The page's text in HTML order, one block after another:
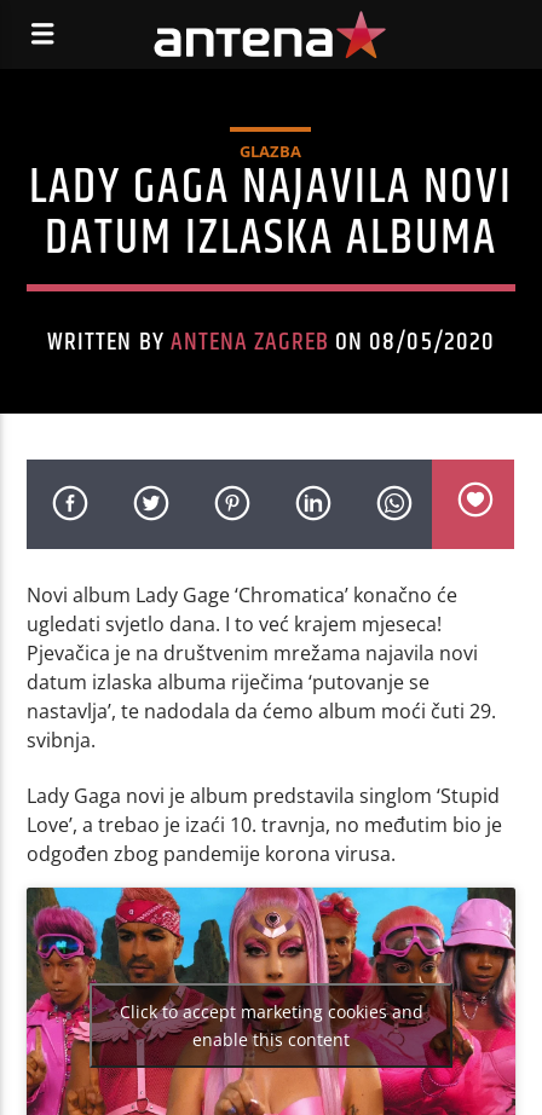
GLAZBA
LADY GAGA NAJAVILA NOVI
DATUM IZLASKA ALBUMA
WRITTEN BYANTENA ZAGREB ON 08/05/2020
Novi album Lady Gage ‘Chromatica’ konačno će
ugledati svjetlo dana. I to već krajem mjeseca!
Pjevačica je na društvenim mrežama najavila novi
datum izlaska albuma riječima ‘putovanje se
nastavlja’, te nadodala da ćemo album moći čuti 29.
svibnja.
Lady Gaga novi je album predstavila singlom ‘Stupid
Love’, a trebao je izaći 10. travnja, no međutim bio je
odgođen zbog pandemije korona virusa.
Click to accept marketing cookies and
enable this content